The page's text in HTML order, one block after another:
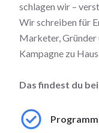
schlagen wir –
Wir schreiben für
Marketer, Gründer
Kampagne zu
Das findest du